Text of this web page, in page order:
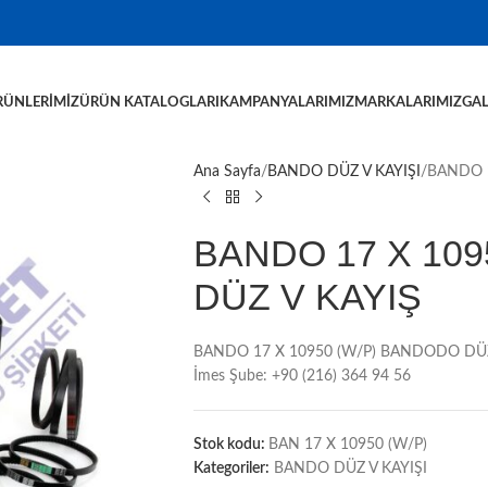
ÜRÜN KATALOGLARI KAMPANYALARIMIZMARKALARIMIZ
Ana Sayfa BANDO DÜZ V KAYIŞI BANDO
BANDO 17 X
DÜZ V KAYIŞ
BANDO 17 X 10950 (W/P) BANDODO
İmes Şube: +90 (216) 364 94 56
Stok kodu: BAN 17 X 10950 (W/P)
Kategoriler: BANDO DÜZ V KAYIŞI